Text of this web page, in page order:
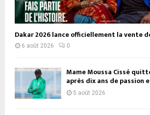
Dakar 2026 lance officiellement la vente
6 août 2026 0
Mame Moussa Cissé
après dix ans de passion
5 août 2026